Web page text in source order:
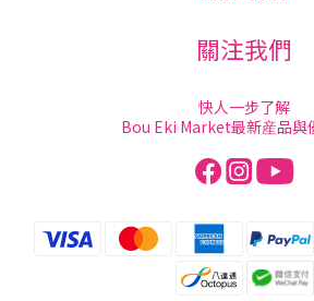
關注我們
快人一步了解
Bou Eki Market最新産品與